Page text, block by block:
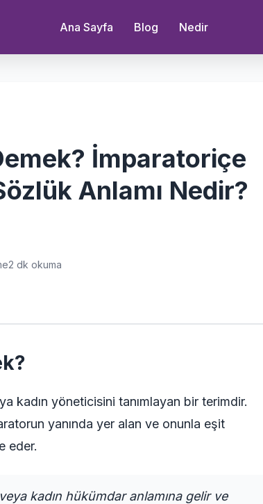
Ana Sayfa Blog Nedir
İmparatoriçe
Anlamı Nedir?
2 dk okuma
kadın yöneticisini tanımlayan bir terimdir.
yanında yer alan ve onunla eşit
eder.
kadın hükümdar anlamına gelir ve